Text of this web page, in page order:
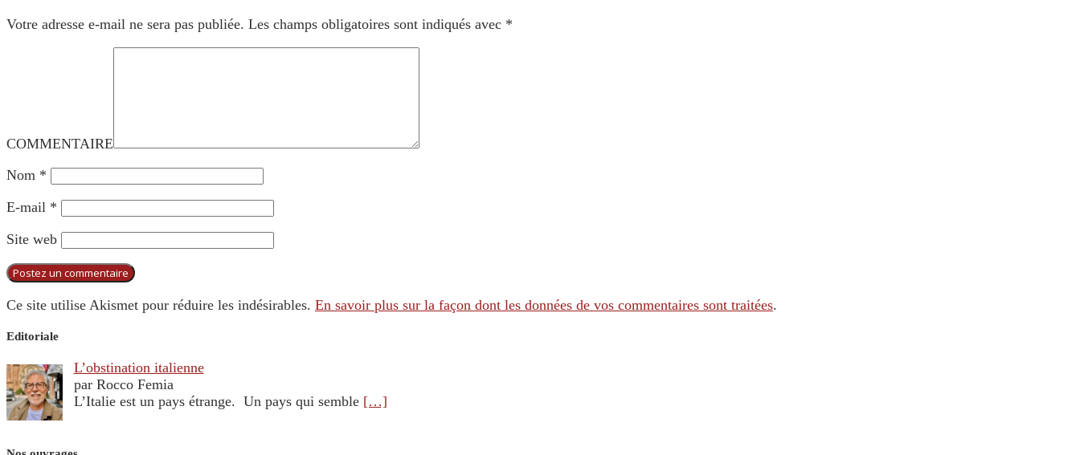
Votre adresse e-mail ne sera pas publiée. Les champs obligatoires sont indiqués avec *
COMMENTAIRE
Nom *
E-mail *
Site web
Ce site utilise Akismet pour réduire les indésirables. En savoir plus sur la façon dont les données de vos commentaires sont traitées.
Editoriale
L’obstination italienne
par Rocco Femia
L’Italie est un pays étrange. Un pays qui semble […]